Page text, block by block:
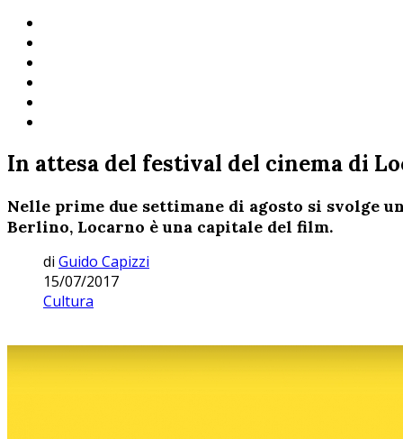
In attesa del festival del cinema di
Nelle prime due settimane di agosto si svolge
Berlino, Locarno è una capitale del film.
di Guido Capizzi
15/07/2017
Cultura